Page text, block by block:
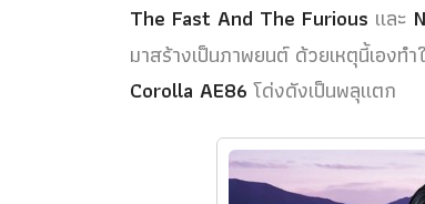
The Fast And The Furious และ
มาสร้างเป็นภาพยนต์ ด้วยเหตุนี้เองท
Corolla AE86โด่งดังเป็นพลุแตก